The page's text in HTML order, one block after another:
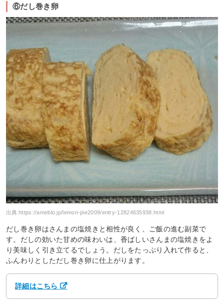
⑥だし巻き卵
出典:https://ameblo.jp/lemon-pie2009/entry-12824635938.html
だし巻き卵はさんまの塩焼きと相性が良く、ご飯の進む副菜で
す。だしの効いた甘めの味わいは、香ばしいさんまの塩焼きをよ
り美味しく引き立てるでしょう。だしをたっぷり入れて作ると、
ふんわりとしただし巻き卵に仕上がります。
詳細はこちら